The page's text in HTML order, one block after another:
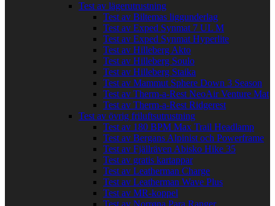
Test av lägerutrustning
Test av Biltemas liggunderlag
Test av Exped Synmat 7 UL M
Test av Exped Synmat Hyperlite
Test av Hilleberg Akto
Test av Hilleberg Soulo
Test av Hilleberg Staika
Test av Mammut Sphere Down 3 Season
Test av Therm-a-Rest NeoAir Venture Mat
Test av Therm-a-Rest Ridgerest
Test av övrig friluftsutrustning
Test av 180 BPM Max Trail Headlamp
Test av Bergans Alpinist och Powerframe
Test av Fjällräven Abisko Hike 35
Test av gratis kartappar
Test av Leatherman Charge
Test av Leatherman Wave Plus
Test av MR-koppel
Test av Norrøna Para Ranger